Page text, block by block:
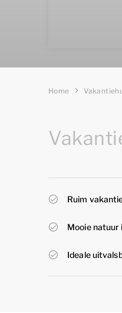
Home
Ruim
Mooie natuur
Ideale